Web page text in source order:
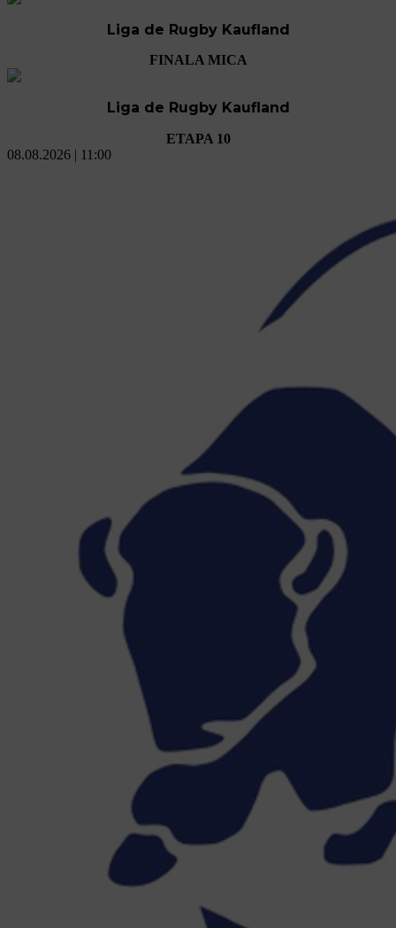
Liga de Rugby Kaufland
FINALA MICA
Liga de Rugby Kaufland
ETAPA 10
08.08.2026 | 11:00